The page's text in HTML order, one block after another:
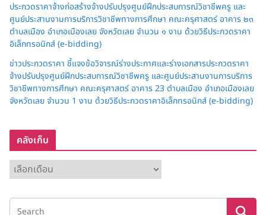
ประกวดราคาจ้างก่อสร้างจ้างปรับปรุงศูนย์ฝึกประสบการณ์วิชาชีพครู และ
ศูนย์ประสานงานการบริการวิชาชีพทางการศึกษา คณะครุศาสตร์ อาคาร ๒๓
ตำบลเมือง อำเภอเมืองเลย จังหวัดเลย จำนวน ๑ งาน ด้วยวิธีประกวดราคา
อิเล็กทรอนิกส์ (e-bidding)
ข่าวประกวดราคา ชี้แจงข้อวิจารณ์ร่างประกาศและร่างเอกสารประกวดราคา
จ้างปรับปรุงศูนย์ฝึกประสบการณ์วิชาชีพครู และศูนย์ประสานงานการบริการ
วิชาชีพทางการศึกษา คณะครุศาสตร์ อาคาร 23 ตำบลเมือง อำเภอเมืองเลย
จังหวัดเลย จำนวน 1 งาน ด้วยวิธีประกวดราคาอิเล็กทรอนิกส์ (e-bidding)
คลังเก็บ
ลั
ง